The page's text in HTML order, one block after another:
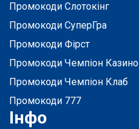
Промокоди Слотокінг
Промокоди СуперГра
Промокоди Фірст
Промокоди Чемпіон Казино
Промокоди Чемпіон Клаб
Промокоди 777
Інфо